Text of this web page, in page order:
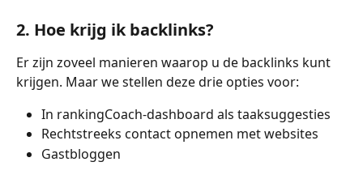
2. Hoe krijg ik backlinks?
Er zijn zoveel manieren waarop u de backlinks kunt
krijgen. Maar we stellen deze drie opties voor:
In rankingCoach-dashboard als taaksuggesties
Rechtstreeks contact opnemen met websites
Gastbloggen